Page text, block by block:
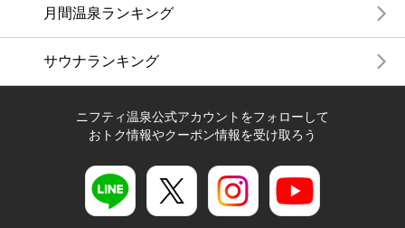
月間温泉ランキング
サウナランキング
ニフティ温泉公式アカウントをフォローして
おトク情報やクーポン情報を受け取ろう